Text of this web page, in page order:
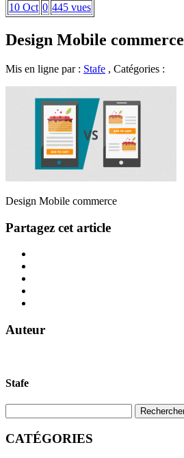
10 Oct 0 445 vues
Design Mobile commerce
Mis en ligne par : Stafe , Catégories :
Design Mobile commerce
Partagez cet article
Auteur
Stafe
CATÉGORIES